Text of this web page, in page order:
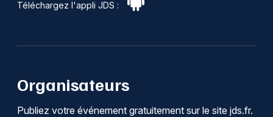
Téléchargez l'appli JDS :
Organisateurs
Publiez votre événement gratuitement sur le site jds.fr.